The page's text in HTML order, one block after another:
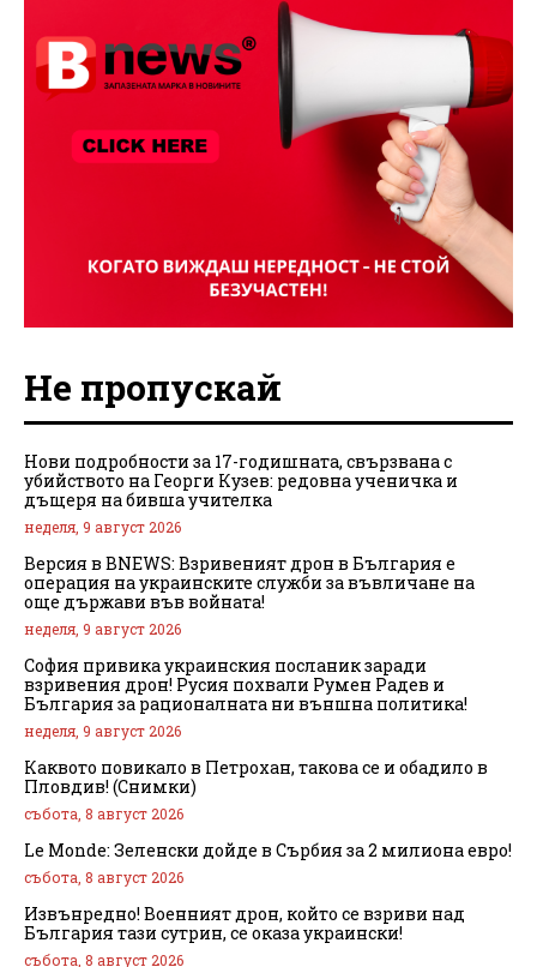
Не пропускай
Нови подробности за 17-годишната, свързвана с
убийството на Георги Кузев: редовна ученичка и
дъщеря на бивша учителка
неделя, 9 август 2026
Версия в BNEWS: Взривеният дрон в България е
операция на украинските служби за въвличане на
още държави във войната!
неделя, 9 август 2026
София привика украинския посланик заради
взривения дрон! Русия похвали Румен Радев и
България за рационалната ни външна политика!
неделя, 9 август 2026
Каквото повикало в Петрохан, такова се и обадило в
Пловдив! (Снимки)
събота, 8 август 2026
Le Monde: Зеленски дойде в Сърбия за 2 милиона евро!
събота, 8 август 2026
Извънредно! Военният дрон, който се взриви над
България тази сутрин, се оказа украински!
събота, 8 август 2026